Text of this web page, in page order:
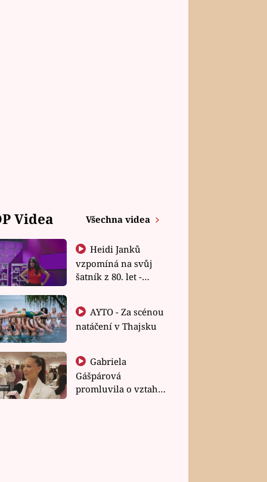
Videa Všechna videa
Heidi Janků
vzpomíná na svůj
šatník z 80. let -
natáčení v Thajsku
Gabriela
Gášpárová
promluvila o vztahu